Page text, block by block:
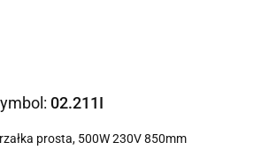
02.211I
prosta, 500W 230V 850mm